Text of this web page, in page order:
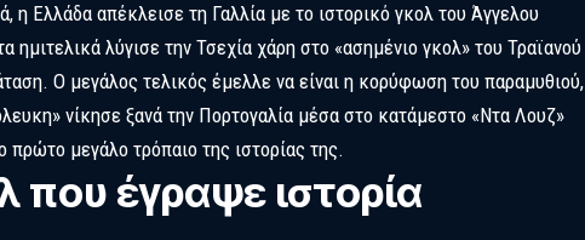
η Ελλάδα απέκλεισε τη Γαλλία με το ιστορικό γκολ του Άγγελου
ημιτελικά λύγισε την Τσεχία χάρη στο «ασημένιο γκολ» του Τραϊανού
Ο μεγάλος τελικός έμελλε να είναι η κορύφωση του παραμυθιού,
νίκησε ξανά την Πορτογαλία μέσα στο κατάμεστο «Ντα Λουζ»
πρώτο μεγάλο τρόπαιο της ιστορίας της.
που έγραψε ιστορία